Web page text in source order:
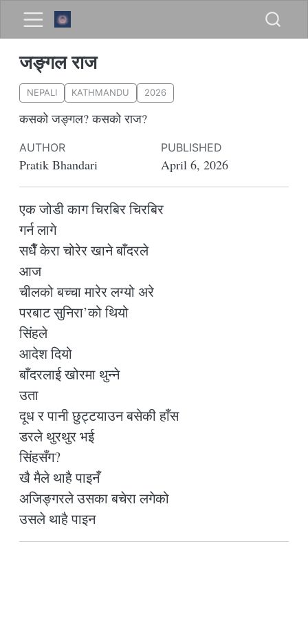
जङ्गल राज
NEPALI KATHMANDU 2026
कसको जङ्गल? कसको राज?
AUTHOR
Pratik Bhandari
PUBLISHED
April 6, 2026
एक जोडी काग चिरबिर चिरबिर
गर्न लागे
सधैँ केरा चोरेर खाने बाँदरले
आज
चीलको बच्चा मारेर लग्यो अरे
परबाट सुनिरा’को थियो
सिंहले
आदेश दियो
बाँदरलाई खोरमा थुन्ने
उता
दूध र पानी छुट्टयाउन बसेकी हाँस
डरले थुरथुर भई
सिंहसँग?
खै मैले थाहै पाइनँ
अजिङ्गरले उसका बचेरा लगेको
उसले थाहै पाइन